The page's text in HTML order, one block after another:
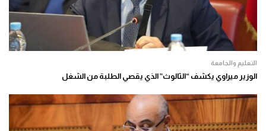
التعليم والجامعة
الوزير ميراوي يكشف “الثالوث” الذي يقصي الطلبة من الشغل